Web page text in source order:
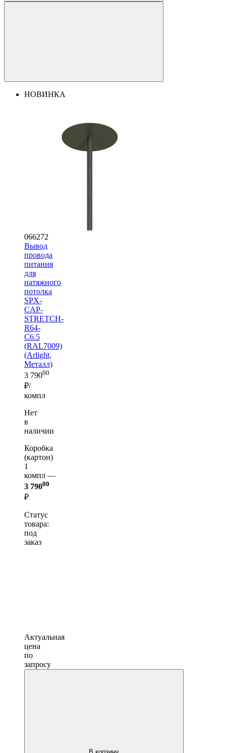
НОВИНКА
066272
Вывод
провода
питания
для
натяжного
потолка
SPX-
CAP-
STRETCH-
R64-
C6.5
(RAL7009)
(Arlight,
Металл)
3 79000
₽/
компл
Нет
в
наличии
Коробка
(картон)
1
компл —
3 79000
₽
Статус
товара:
под
заказ
Актуальная
цена
по
запросу